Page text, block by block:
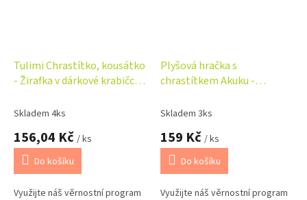
Tulimi Chrastítko, kousátko
- Žirafka v dárkové krabičce,
Skladem 4ks
156,04 Kč / ks
Do košíku
Využijte náš věrnostní program
Plyšová hračka s
chrastítkem Akuku -
Skladem 3ks
159 Kč / ks
Do košíku
Využijte náš věrnostní program